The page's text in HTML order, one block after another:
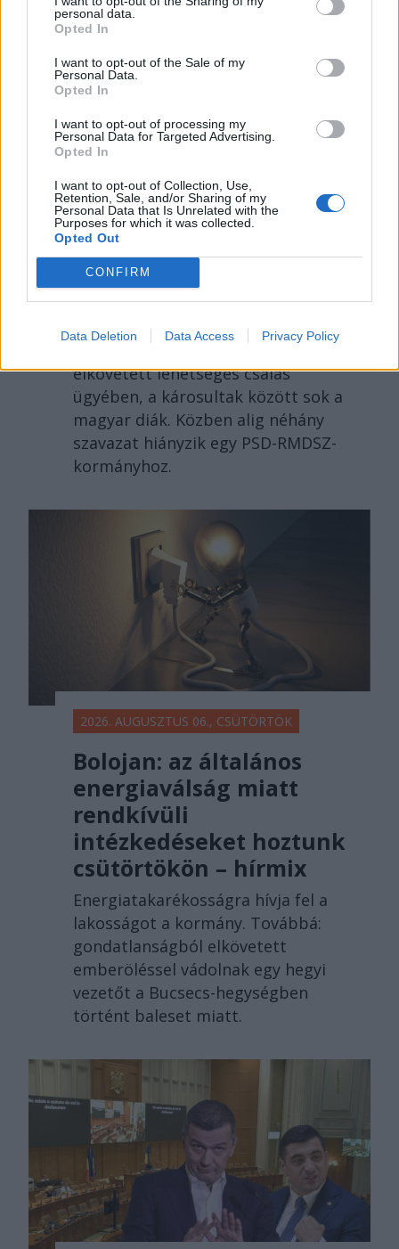
personal data.
Opted In
I want to opt-out of the Sale of my
Personal Data.
Opted In
I want to opt-out of processing my
Personal Data for Targeted Advertising.
Opted In
I want to opt-out of Collection, Use,
Retention, Sale, and/or Sharing of my
Personal Data that Is Unrelated with the
Purposes for which it was collected.
Opted Out
CONFIRM
Data Deletion Data Access Privacy Policy
2026. AUGUSZTUS 07., PÉNTEK
Több száz embert
verhetett át Untold-
belépőkkel egy
kolozsvári férfi – hírek
pénteken
A rendőrség vizsgálódik
Kolozsváron egy fesztiválbelépőkkel
elkövetett lehetséges csalás
ügyében, a károsultak között sok a
magyar diák. Közben alig néhány
szavazat hiányzik egy PSD-RMDSZ-
kormányhoz.
2026. AUGUSZTUS 06., CSÜTÖRTÖK
Bolojan: az általános
energiaválság miatt
rendkívüli
intézkedéseket hoztunk
csütörtökön – hírmix
Energiatakarékosságra hívja fel a
lakosságot a kormány. Továbbá:
gondatlanságból elkövetett
emberöléssel vádolnak egy hegyi
vezetőt a Bucsecs-hegységben
történt baleset miatt.